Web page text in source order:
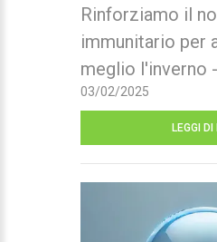
Rinforziamo il
immunitario per
meglio l'inverno
03/02/2025
LEGGI DI